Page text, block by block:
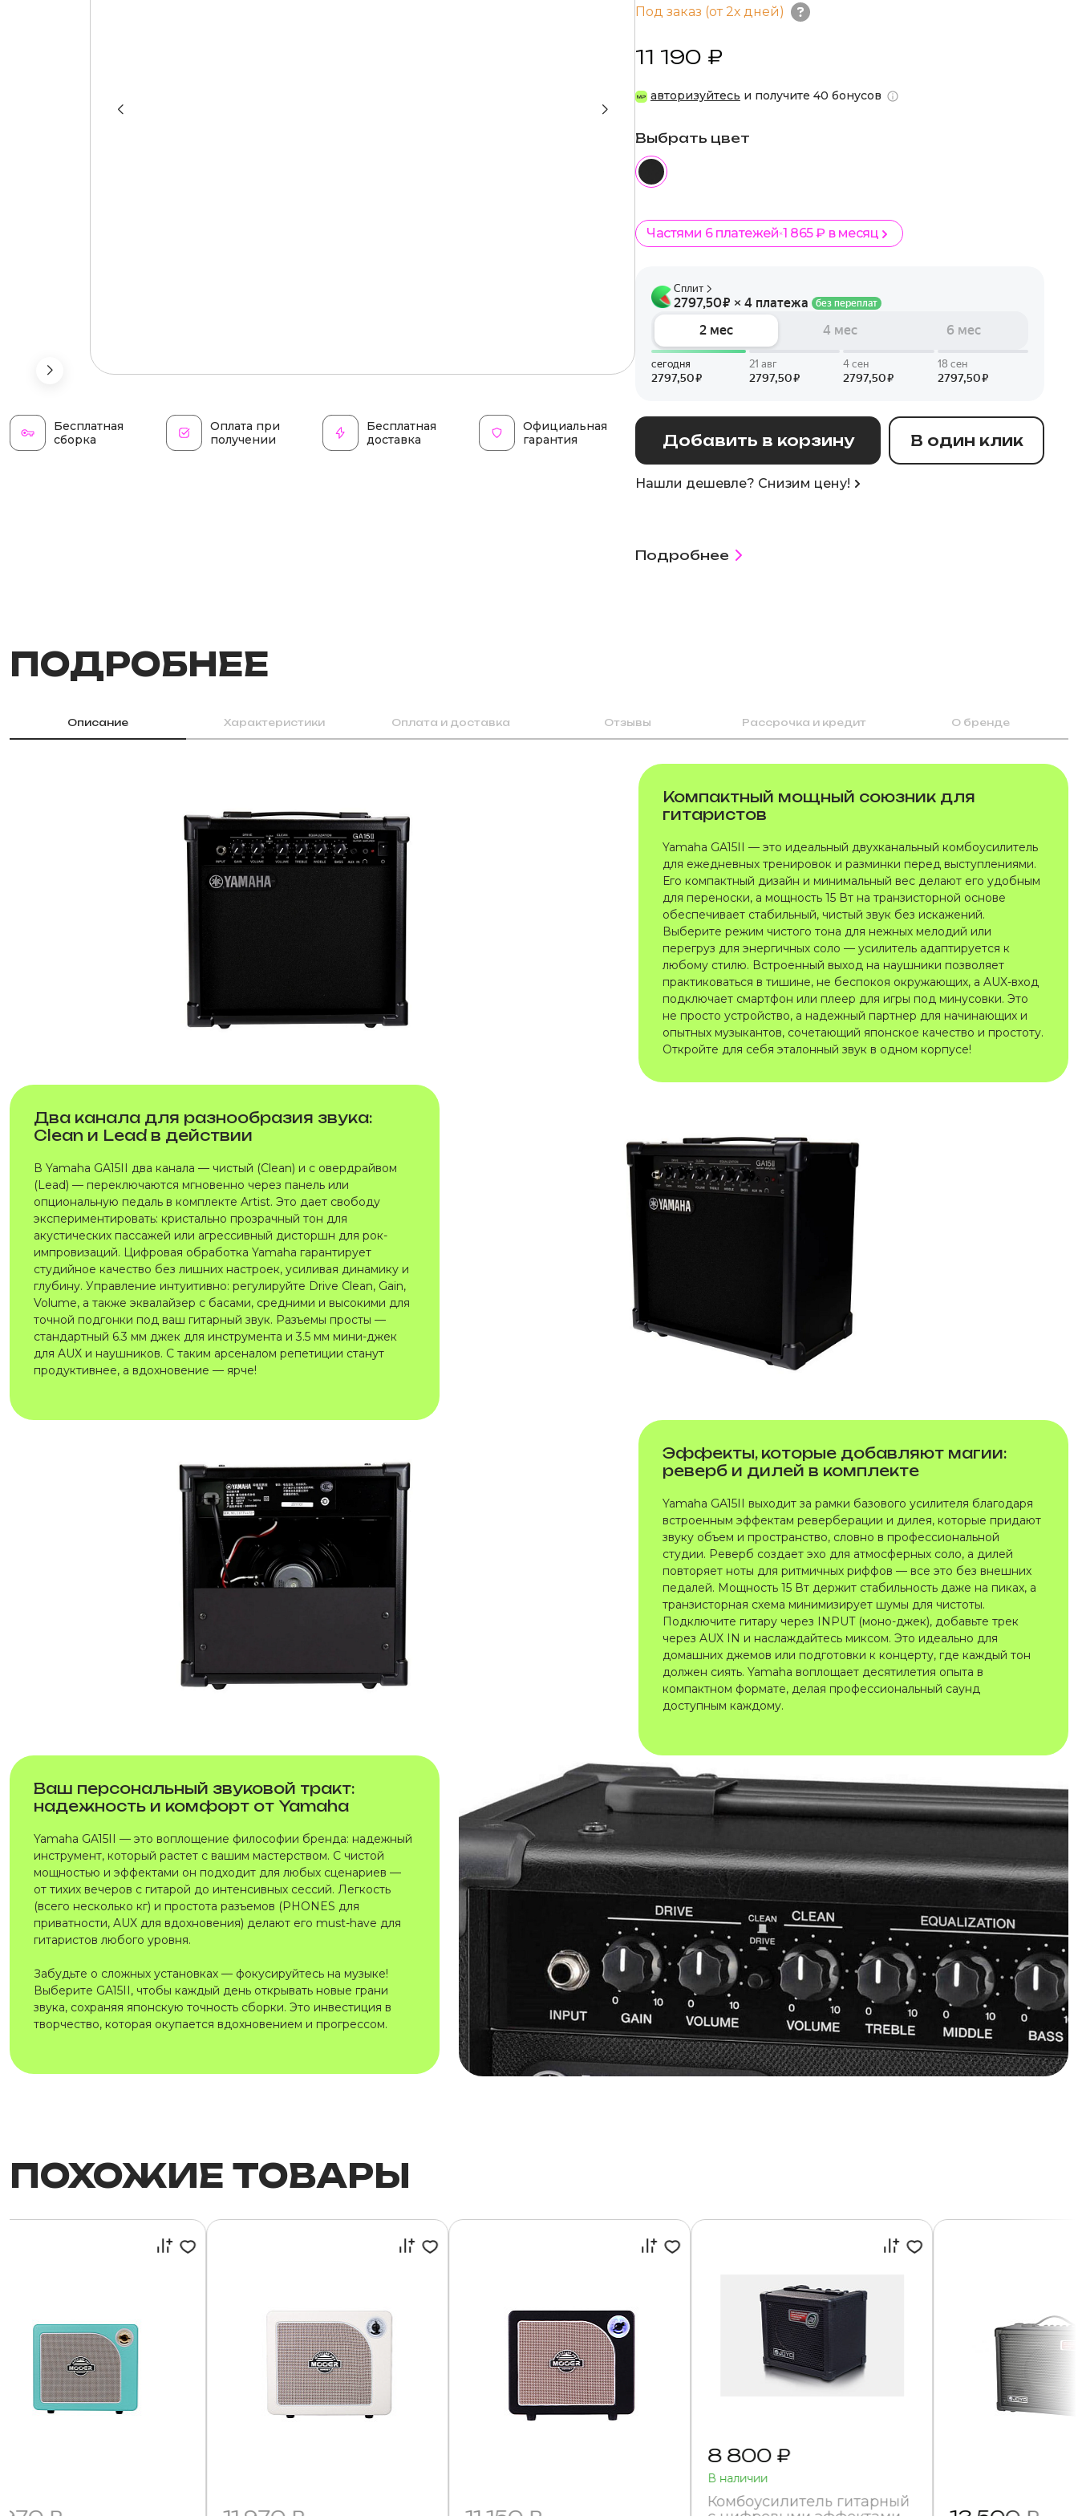
Бесплатная
сборка
Оплата при
получении
Бесплатная
доставка
Официальная
гарантия
Под заказ (от 2х дней)
11 190 ₽
авторизуйтесь и получите 40 бонусов
Выбрать цвет
Частями 6 платежей 1 865 ₽ в месяц
Добавить в корзину В один клик
Нашли дешевле? Снизим цену!
Подробнее
ПОДРОБНЕЕ
Описание Характеристики Оплата и доставка Отзывы Рассрочка и кредит О бренде
Компактный мощный союзник для
гитаристов
Yamaha GA15II — это идеальный двухканальный комбоусилитель
для ежедневных тренировок и разминки перед выступлениями.
Его компактный дизайн и минимальный вес делают его удобным
для переноски, а мощность 15 Вт на транзисторной основе
обеспечивает стабильный, чистый звук без искажений.
Выберите режим чистого тона для нежных мелодий или
перегруз для энергичных соло — усилитель адаптируется к
любому стилю. Встроенный выход на наушники позволяет
практиковаться в тишине, не беспокоя окружающих, а AUX-вход
подключает смартфон или плеер для игры под минусовки. Это
не просто устройство, а надежный партнер для начинающих и
опытных музыкантов, сочетающий японское качество и простоту.
Откройте для себя эталонный звук в одном корпусе!
Два канала для разнообразия звука:
Clean и Lead в действии
В Yamaha GA15II два канала — чистый (Clean) и с овердрайвом
(Lead) — переключаются мгновенно через панель или
опциональную педаль в комплекте Artist. Это дает свободу
экспериментировать: кристально прозрачный тон для
акустических пассажей или агрессивный дисторшн для рок-
импровизаций. Цифровая обработка Yamaha гарантирует
студийное качество без лишних настроек, усиливая динамику и
глубину. Управление интуитивно: регулируйте Drive Clean, Gain,
Volume, а также эквалайзер с басами, средними и высокими для
точной подгонки под ваш гитарный звук. Разъемы просты —
стандартный 6.3 мм джек для инструмента и 3.5 мм мини-джек
для AUX и наушников. С таким арсеналом репетиции станут
продуктивнее, а вдохновение — ярче!
Эффекты, которые добавляют магии:
реверб и дилей в комплекте
Yamaha GA15II выходит за рамки базового усилителя благодаря
встроенным эффектам реверберации и дилея, которые придают
звуку объем и пространство, словно в профессиональной
студии. Реверб создает эхо для атмосферных соло, а дилей
повторяет ноты для ритмичных риффов — все это без внешних
педалей. Мощность 15 Вт держит стабильность даже на пиках, а
транзисторная схема минимизирует шумы для чистоты.
Подключите гитару через INPUT (моно-джек), добавьте трек
через AUX IN и наслаждайтесь миксом. Это идеально для
домашних джемов или подготовки к концерту, где каждый тон
должен сиять. Yamaha воплощает десятилетия опыта в
компактном формате, делая профессиональный саунд
доступным каждому.
Ваш персональный звуковой тракт:
надежность и комфорт от Yamaha
Yamaha GA15II — это воплощение философии бренда: надежный
инструмент, который растет с вашим мастерством. С чистой
мощностью и эффектами он подходит для любых сценариев —
от тихих вечеров с гитарой до интенсивных сессий. Легкость
(всего несколько кг) и простота разъемов (PHONES для
приватности, AUX для вдохновения) делают его must-have для
гитаристов любого уровня.
Забудьте о сложных установках — фокусируйтесь на музыке!
Выберите GA15II, чтобы каждый день открывать новые грани
звука, сохраняя японскую точность сборки. Это инвестиция в
творчество, которая окупается вдохновением и прогрессом.
ПОХОЖИЕ ТОВАРЫ
8 800 ₽
В наличии
Комбоусилитель гитарный